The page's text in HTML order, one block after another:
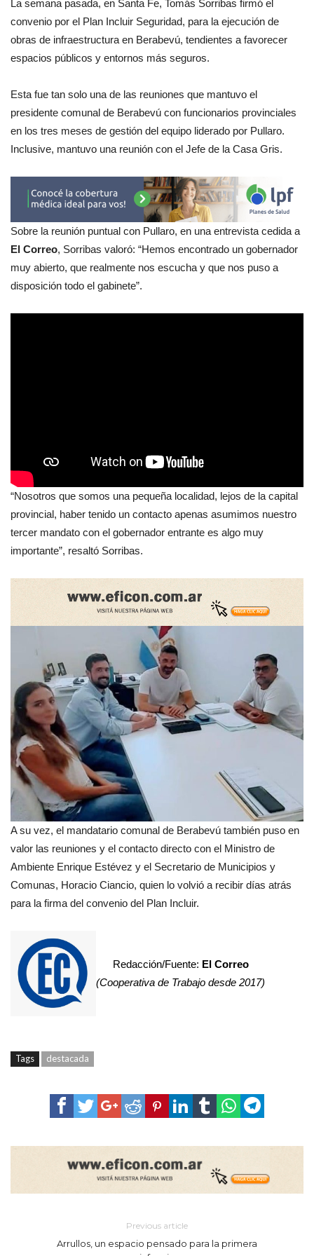
La semana pasada, en Santa Fe, Tomás Sorribas firmó el
convenio por el Plan Incluir Seguridad, para la ejecución de
obras de infraestructura en Berabevú, tendientes a favorecer
espacios públicos y entornos más seguros.
Esta fue tan solo una de las reuniones que mantuvo el
presidente comunal de Berabevú con funcionarios provinciales
en los tres meses de gestión del equipo liderado por Pullaro.
Inclusive, mantuvo una reunión con el Jefe de la Casa Gris.
Sobre la reunión puntual con Pullaro, en una entrevista cedida a
El Correo, Sorribas valoró: “Hemos encontrado un gobernador
muy abierto, que realmente nos escucha y que nos puso a
disposición todo el gabinete”.
“Nosotros que somos una pequeña localidad, lejos de la capital
provincial, haber tenido un contacto apenas asumimos nuestro
tercer mandato con el gobernador entrante es algo muy
importante”, resaltó Sorribas.
A su vez, el mandatario comunal de Berabevú también puso en
valor las reuniones y el contacto directo con el Ministro de
Ambiente Enrique Estévez y el Secretario de Municipios y
Comunas, Horacio Ciancio, quien lo volvió a recibir días atrás
para la firma del convenio del Plan Incluir.
Redacción/Fuente: El Correo
(Cooperativa de Trabajo desde 2017)
Tags destacada
Previous article
Arrullos, un espacio pensado para la primera